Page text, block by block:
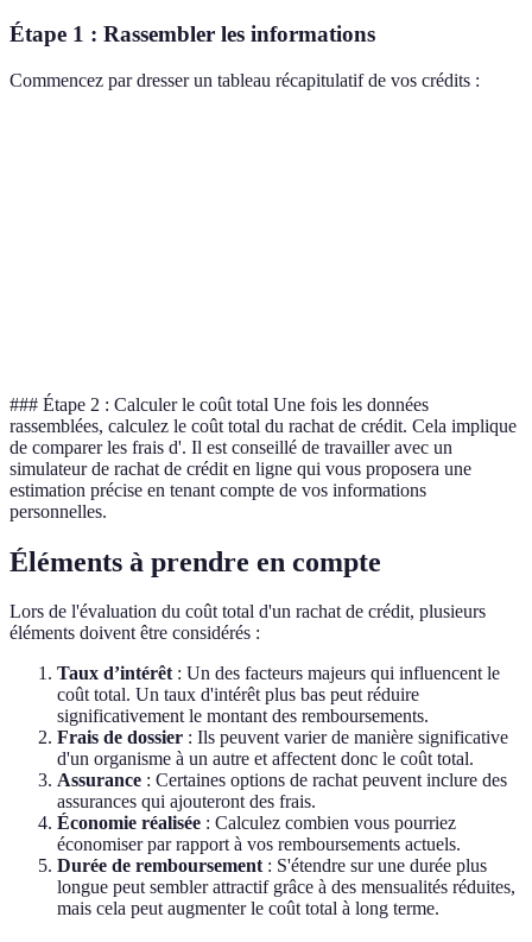
Étape 1 : Rassembler les informations
Commencez par dresser un tableau récapitulatif de vos crédits :
### Étape 2 : Calculer le coût total Une fois les données
rassemblées, calculez le coût total du rachat de crédit. Cela implique
de comparer les frais d'. Il est conseillé de travailler avec un
simulateur de rachat de crédit en ligne qui vous proposera une
estimation précise en tenant compte de vos informations
personnelles.
Éléments à prendre en compte
Lors de l'évaluation du coût total d'un rachat de crédit, plusieurs
éléments doivent être considérés :
Taux d’intérêt: Un des facteurs majeurs qui influencent le
coût total. Un taux d'intérêt plus bas peut réduire
significativement le montant des remboursements.
Frais de dossier : Ils peuvent varier de manière significative
d'un organisme à un autre et affectent donc le coût total.
Assurance : Certaines options de rachat peuvent inclure des
assurances qui ajouteront des frais.
Économie réalisée : Calculez combien vous pourriez
économiser par rapport à vos remboursements actuels.
Durée de remboursement: S'étendre sur une durée plus
longue peut sembler attractif grâce à des mensualités réduites,
mais cela peut augmenter le coût total à long terme.